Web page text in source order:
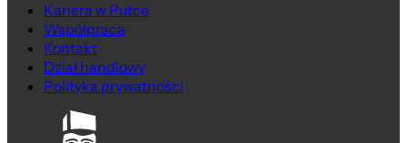
Kariera w Putce
Współpraca
Kontakt
Dział handlowy
Polityka prywatności